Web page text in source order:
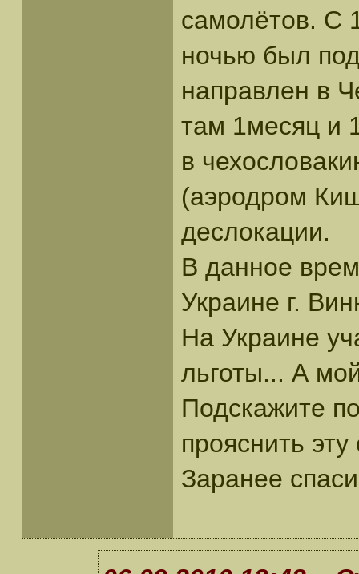
самолётов. С
ночью был
направлен в
там 1месяц и
в
(аэродром
деслокации.
В данное
Украине г.
На Украине
льготы... А
Подскажите
прояснить
Заранее